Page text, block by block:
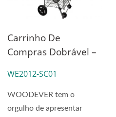
Carrinho De
Compras Dobrável –
OEM/ODM Do Vietnã
Para Produção Em
Massa
WE2012-SC01
WOODEVER tem o
orgulho de apresentar